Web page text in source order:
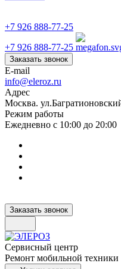
+7 926 888-77-25
+7 926 888-77-25
Заказать звонок
E-mail
info@eleroz.ru
Адрес
Москва.
Режим работы
Ежедневно с 10:00 до 20:00
Заказать звонок
Сервисный центр
Ремонт мобильной техники